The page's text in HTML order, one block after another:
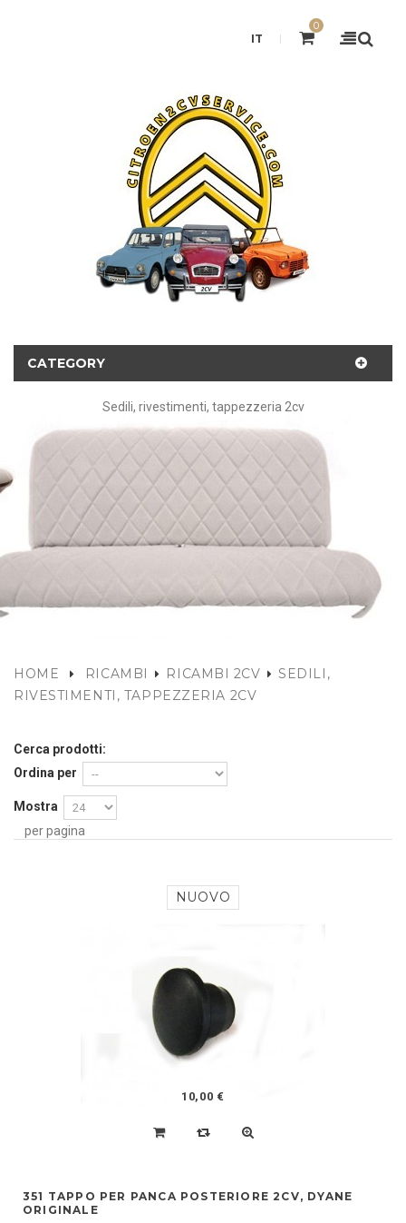
IT
0
CATEGORY
Sedili, rivestimenti, tappezzeria 2cv
HOME RICAMBI RICAMBI 2CV
SEDILI,
RIVESTIMENTI, TAPPEZZERIA 2CV
Cerca prodotti:
Ordina per
Mostra
per pagina
NUOVO
10,00 €
351 TAPPO PER PANCA POSTERIORE 2CV, DYANE
ORIGINALE